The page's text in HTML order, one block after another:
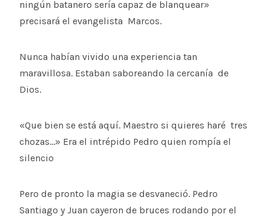
ningún batanero sería capaz de blanquear»
precisará el evangelista Marcos.
Nunca habían vivido una experiencia tan
maravillosa. Estaban saboreando la cercanía de
Dios.
«Que bien se está aquí. Maestro si quieres haré tres
chozas…» Era el intrépido Pedro quien rompía el
silencio
Pero de pronto la magia se desvaneció. Pedro
Santiago y Juan cayeron de bruces rodando por el